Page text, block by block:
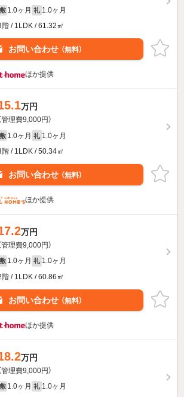
敷 1.0ヶ月 礼 1.0ヶ月
階 / 1LDK / 61.32㎡
お問い合わせ （無料）
ほか提供
万円
管理費9,000円）
敷 1.0ヶ月 礼 1.0ヶ月
階 / 1LDK / 50.34㎡
お問い合わせ （無料）
ほか提供
万円
管理費9,000円）
敷 1.0ヶ月 礼 1.0ヶ月
階 / 1LDK / 60.86㎡
お問い合わせ （無料）
ほか提供
万円
管理費9,000円）
敷 1.0ヶ月 礼 1.0ヶ月